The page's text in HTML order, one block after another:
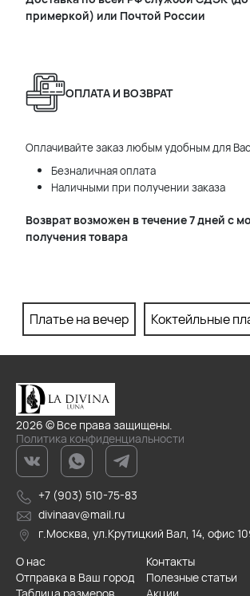
примеркой) или Почтой России
ОПЛАТА И ВОЗВРАТ
Оплачивайте заказ любым удобным для
Безналичная оплата
Наличными при получении заказа
Возврат возможен в течение 7 дней с
получения товара
Платье на вечер Коктейльные
2026 © Все права защищены.
Политика конфиденциальности
+7 (903) 510-75-83
divinaav@mail.ru
г.Москва, ул.Крутицкий Вал, 14, офис
О нас
Контакты
Отправка в Ваш город
Полезные статьи